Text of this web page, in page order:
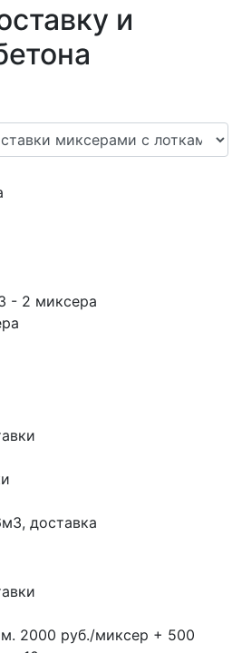
и
- 2 миксера
доставка
2000 руб./миксер + 500